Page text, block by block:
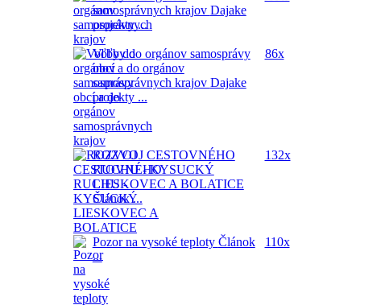
samosprávnych krajov Dajake
projekty ...
Voľby do orgánov samosprávy
obcí a do orgánov
samosprávnych krajov Dajake
projekty ...
86x
ROZVOJ CESTOVNÉHO
RUCHU - KYSUCKÝ
LIESKOVEC A BOLATICE
Článok ...
132x
Pozor na vysoké teploty Článok
...
110x